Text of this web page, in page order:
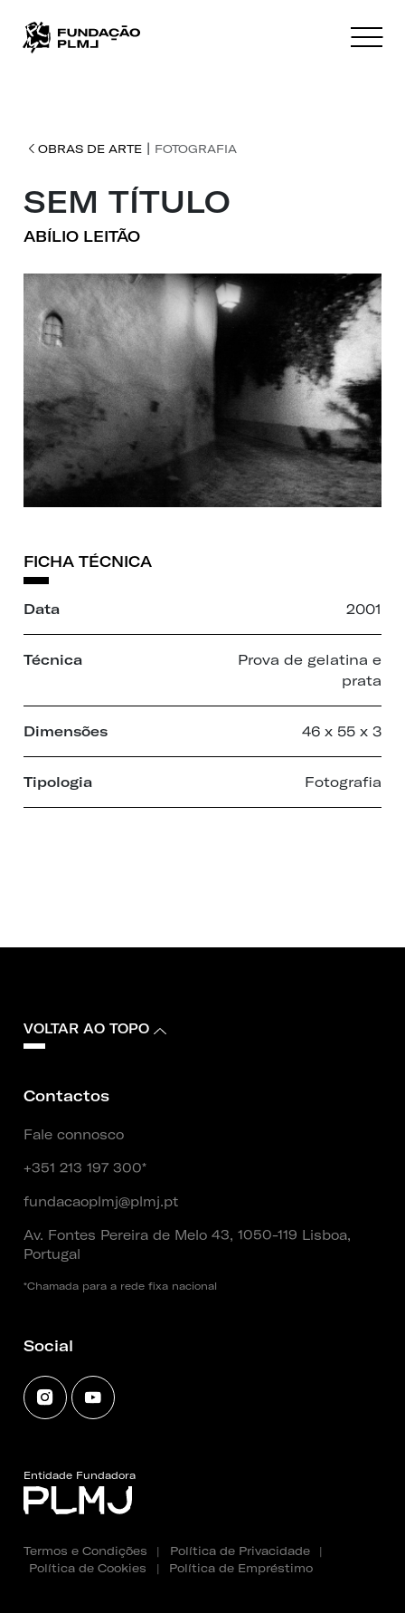
OBRAS DE ARTE| FOTOGRAFIA
SEM TÍTULO
ABÍLIO LEITÃO
FICHA TÉCNICA
Data 2001
Técnica
Prova de gelatina e
prata
Dimensões 46 x 55 x 3
Tipologia Fotografia
VOLTAR AO TOPO
Contactos
Fale connosco
+351 213 197 300*
fundacaoplmj@plmj.pt
Av. Fontes Pereira de Melo 43, 1050-119 Lisboa,
Portugal
*Chamada para a rede fixa nacional
Social
Entidade Fundadora
Termos e Condições | Política de Privacidade
|
Política de Cookies
| Política de Empréstimo